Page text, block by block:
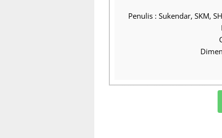
Penulis : Sukendar, SKM,